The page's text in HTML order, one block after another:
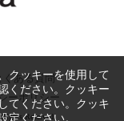
くある質問
ーポリシー
Reserved.
クッキーを使用して
ください。クッキー
てください。クッキ
定ください。